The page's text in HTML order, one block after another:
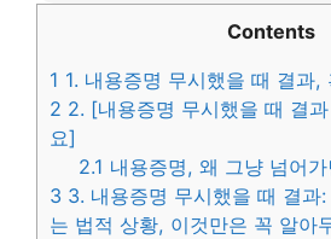
Contents
1 1. 내용증명 무시했을 때 결과,
2 2. [내용증명 무시했을 때 결
요]
2.1 내용증명, 왜 그냥 넘어
3 3. 내용증명 무시했을 때 결과
는 법적 상황, 이것만은 꼭 알아